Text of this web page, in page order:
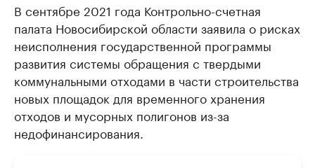
В сентябре 2021 года Контрольно-счетная
палата Новосибирской области заявила о рисках
неисполнения государственной программы
развития системы обращения с твердыми
коммунальными отходами в части строительства
новых площадок для временного хранения
отходов и мусорных полигонов из-за
недофинансирования.